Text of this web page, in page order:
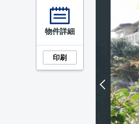
物件詳細
印刷